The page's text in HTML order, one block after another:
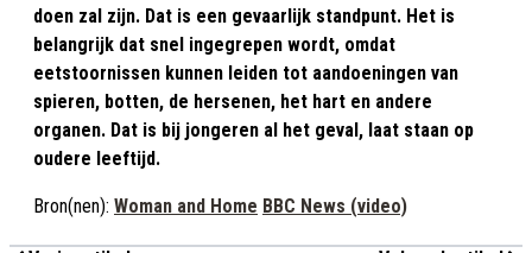
doen zal zijn. Dat is een gevaarlijk standpunt. Het is
belangrijk dat snel ingegrepen wordt, omdat
eetstoornissen kunnen leiden tot aandoeningen van
spieren, botten, de hersenen, het hart en andere
organen. Dat is bij jongeren al het geval, laat staan op
oudere leeftijd.
Bron(nen): Woman and Home BBC News (video)